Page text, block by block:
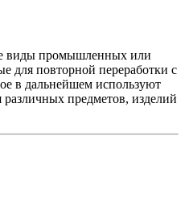
виды промышленных или
для повторной переработки с
в дальнейшем используют
различных предметов, изделий